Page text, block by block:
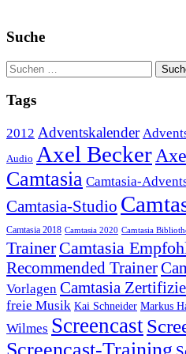
Suche
Tags
2012 Adventskalender
Audio Axel Becker
Camtasia Camtasia-
Camtasia-Studio
Camtasia 2018 Camtasia 2020 Camtasia
Trainer Camtasia
Recommended Trainer
Vorlagen Camtasia
freie Musik Kai Schneider Markus
Wilmes Screencast